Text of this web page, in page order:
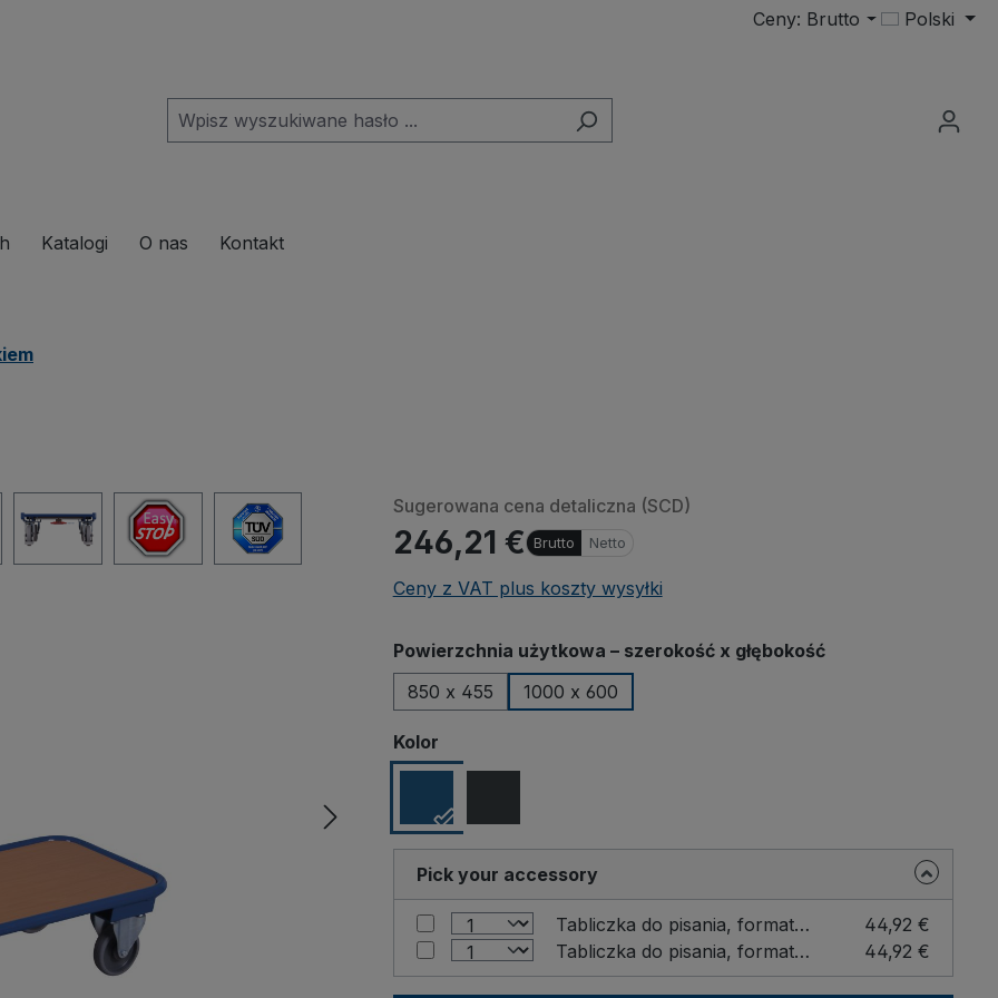
Ceny: Brutto Polski
menu from the category Produkte
Katalogi O nas Kontakt
Sugerowana cena detaliczna (SCD)
246,21 € Brutto Netto
Ceny z VAT plus koszty wysyłki
Wybierz
Powierzchnia użytkowa – szerokość x głębokość
850 x 455
1000 x 600
Wybierz
Kolor
Pick your accessory
Tabliczka do pisania, format DIN A4 Format: DIN A4 hoch / Kolor: Buche
44,92 €
Tabliczka do pisania, format DIN A4 Format: DIN A4 quer / Kolor: Buche
44,92 €